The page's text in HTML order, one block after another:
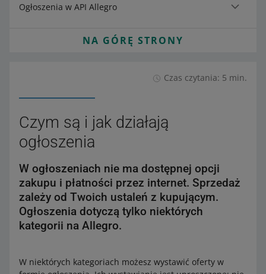
Ogłoszenia w API Allegro
NA GÓRĘ STRONY
Czas czytania: 5 min.
Czym są i jak działają
ogłoszenia
W ogłoszeniach nie ma dostępnej opcji
zakupu i płatności przez internet. Sprzedaż
zależy od Twoich ustaleń z kupującym.
Ogłoszenia dotyczą tylko niektórych
kategorii na Allegro.
W niektórych kategoriach możesz wystawić oferty w